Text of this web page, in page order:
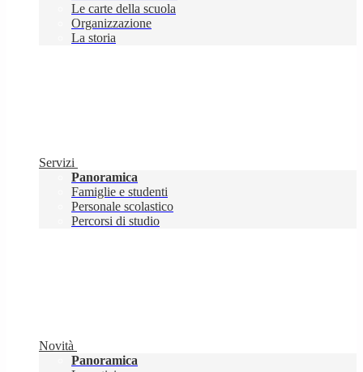
Le carte della scuola
Organizzazione
La storia
Servizi
Panoramica
Famiglie e studenti
Personale scolastico
Percorsi di studio
Novità
Panoramica